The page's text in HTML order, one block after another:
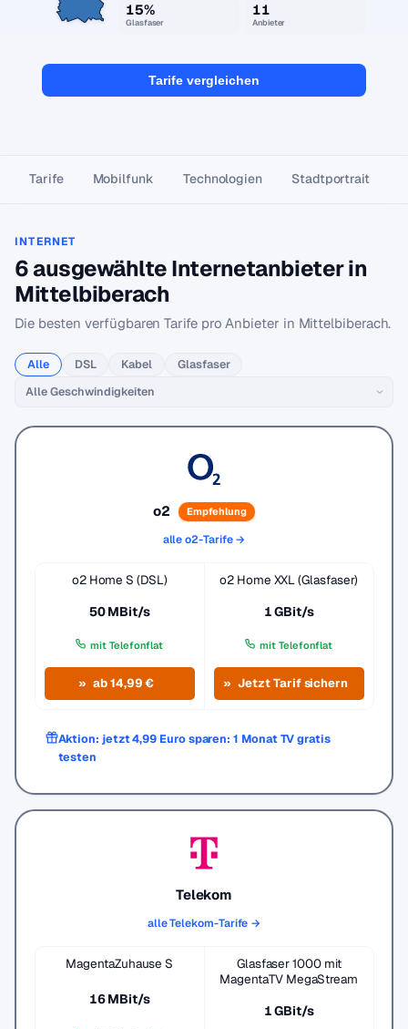
15%
Glasfaser
11
Anbieter
Tarife vergleichen
Tarife Mobilfunk Technologien Stadtportrait
INTERNET
6 ausgewählte Internetanbieter in
Mittelbiberach
Die besten verfügbaren Tarife pro Anbieter in Mittelbiberach.
Alle DSL Kabel Glasfaser
o2 Empfehlung
alle o2-Tarife →
o2 Home S (DSL)
50 MBit/s
mit Telefonflat
ab 14,99 €
o2 Home XXL (Glasfaser)
1 GBit/s
mit Telefonflat
Jetzt Tarif sichern
Aktion: jetzt 4,99 Euro sparen: 1 Monat TV gratis
testen
Telekom
alle Telekom-Tarife →
MagentaZuhause S
16 MBit/s
Glasfaser 1000 mit
MagentaTV MegaStream
1 GBit/s